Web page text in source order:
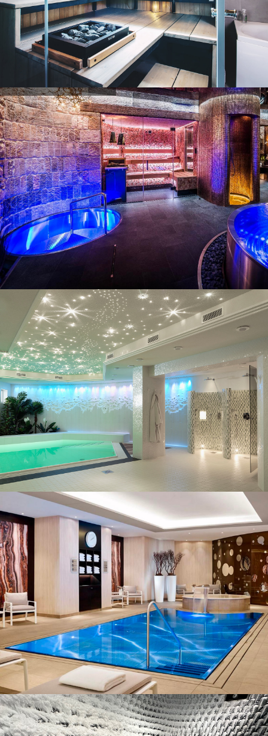
Exemples de projets
Exemples de projets
Exemples de projets